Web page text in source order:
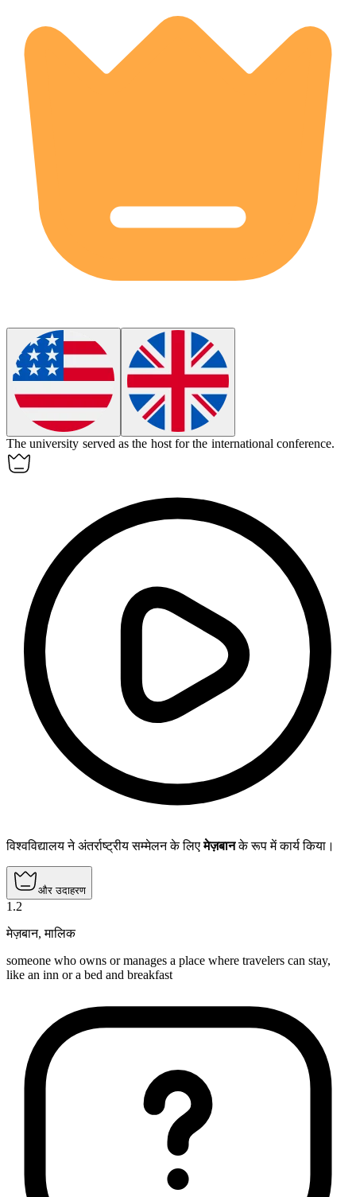
The university served as the host for the international conference.
विश्वविद्यालय ने अंतर्राष्ट्रीय सम्मेलन के लिएमेज़बानके रूप में कार्य किया।
और उदाहरण
1 .2
मेज़बान,मालिक
someone who owns or manages a place where travelers can stay,
like an inn or a bed and breakfast